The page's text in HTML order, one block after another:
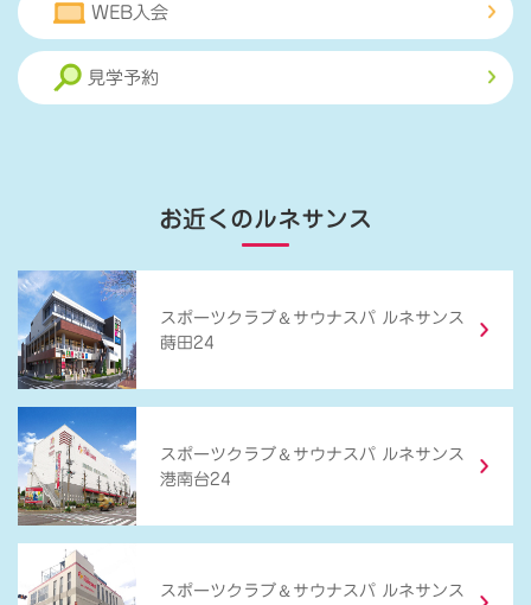
WEB入会
見学予約
お近くのルネサンス
スポーツクラブ ＆ サウナスパ ルネサンス
蒔田24
スポーツクラブ ＆ サウナスパ ルネサンス
港南台24
スポーツクラブ ＆ サウナスパ ルネサンス